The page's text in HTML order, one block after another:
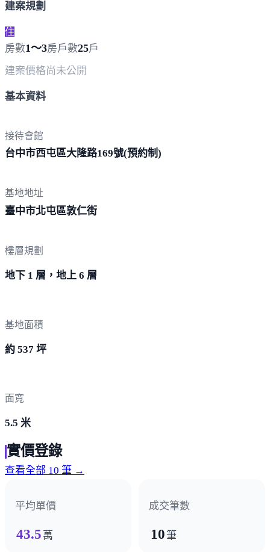
建案規劃
住
房數1～3房戶數25戶
建案價格尚未公開
基本資料
接待會館
台中市西屯區大隆路169號(預約制)
基地地址
臺中市北屯區敦仁街
樓層規劃
地下 1 層，地上 6 層
基地面積
約 537 坪
面寬
5.5 米
實價登錄
查看全部 10 筆 →
平均單價
43.5 萬
成交筆數
10筆